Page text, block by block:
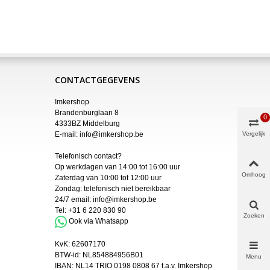
CONTACTGEGEVENS
Imkershop
Brandenburglaan 8
4333BZ Middelburg
E-mail: info@imkershop.be
Telefonisch contact?
Op werkdagen van 14:00 tot 16:00 uur
Zaterdag van 10:00 tot 12:00 uur
Zondag: telefonisch niet bereikbaar
24/7 email: info@imkershop.be
Tel: +31 6 220 830 90
Ook via Whatsapp
KvK: 62607170
BTW-id: NL854884956B01
IBAN: NL14 TRIO 0198 0808 67 t.a.v. Imkershop
Vergelijk
0
Omhoog
Zoeken
Menu